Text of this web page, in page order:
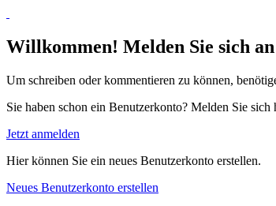
Willkommen! Melden Sie sich
Um schreiben oder kommentieren zu können,
Sie haben schon ein Benutzerkonto? Melden Sie sich
Jetzt anmelden
Hier können Sie ein neues Benutzerkonto erstellen.
Neues Benutzerkonto erstellen